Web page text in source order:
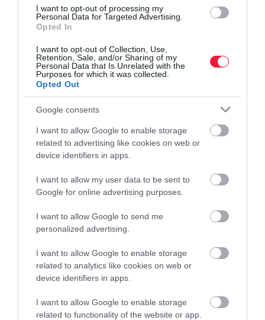
I want to opt-out of processing my
Personal Data for Targeted Advertising.
Opted In
I want to opt-out of Collection, Use,
Retention, Sale, and/or Sharing of my
Personal Data that Is Unrelated with the
Purposes for which it was collected.
Opted Out
Google consents
I want to allow Google to enable storage
related to advertising like cookies on web or
device identifiers in apps.
I want to allow my user data to be sent to
Google for online advertising purposes.
I want to allow Google to send me
personalized advertising.
I want to allow Google to enable storage
related to analytics like cookies on web or
device identifiers in apps.
I want to allow Google to enable storage
related to functionality of the website or app.
Megvan a vizsgálat eredménye a telitalálat-
A Szabályozott Tevékenységek Felügyeleti Hatósága 10 millió
forint közigazgatási bírságot szabott ki a Szerencsejáték Zrt.-re,
mert a társaság az év 16. játékhetén lebonyolított Skandináv